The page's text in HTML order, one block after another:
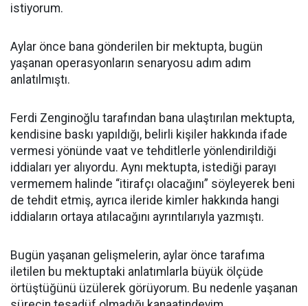
istiyorum.
Aylar önce bana gönderilen bir mektupta, bugün
yaşanan operasyonların senaryosu adım adım
anlatılmıştı.
Ferdi Zenginoğlu tarafından bana ulaştırılan mektupta,
kendisine baskı yapıldığı, belirli kişiler hakkında ifade
vermesi yönünde vaat ve tehditlerle yönlendirildiği
iddiaları yer alıyordu. Aynı mektupta, istediği parayı
vermemem halinde “itirafçı olacağını” söyleyerek beni
de tehdit etmiş, ayrıca ileride kimler hakkında hangi
iddiaların ortaya atılacağını ayrıntılarıyla yazmıştı.
Bugün yaşanan gelişmelerin, aylar önce tarafıma
iletilen bu mektuptaki anlatımlarla büyük ölçüde
örtüştüğünü üzülerek görüyorum. Bu nedenle yaşanan